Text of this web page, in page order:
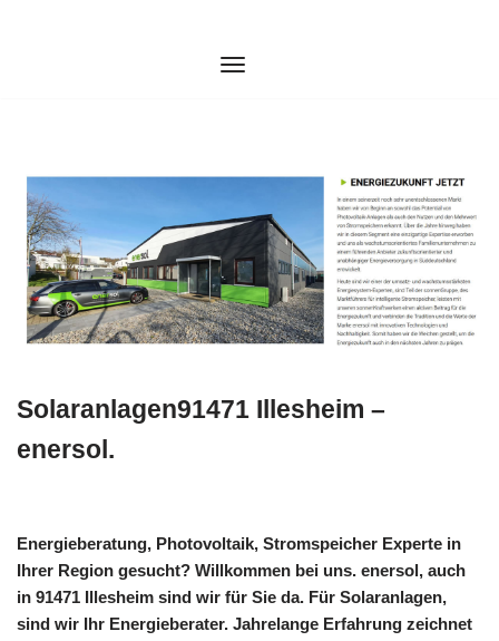
Solaranlagen91471 Illesheim –
enersol.
Energieberatung, Photovoltaik, Stromspeicher Experte in
Ihrer Region gesucht? Willkommen bei uns. enersol, auch
in 91471 Illesheim sind wir für Sie da. Für Solaranlagen,
sind wir Ihr Energieberater. Jahrelange Erfahrung zeichnet